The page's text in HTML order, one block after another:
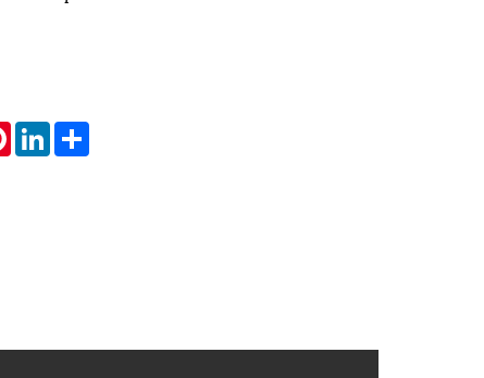
PinterestLinkedInShare